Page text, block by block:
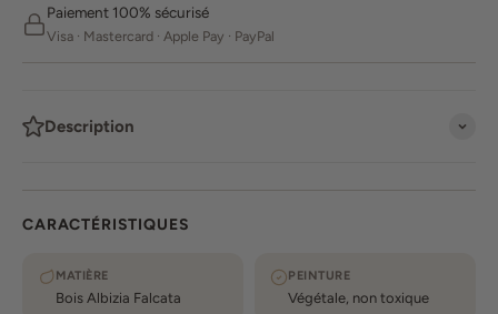
Paiement 100% sécurisé
Visa · Mastercard · Apple Pay · PayPal
Description
CARACTÉRISTIQUES
MATIÈRE
Bois Albizia Falcata
PEINTURE
Végétale, non toxique